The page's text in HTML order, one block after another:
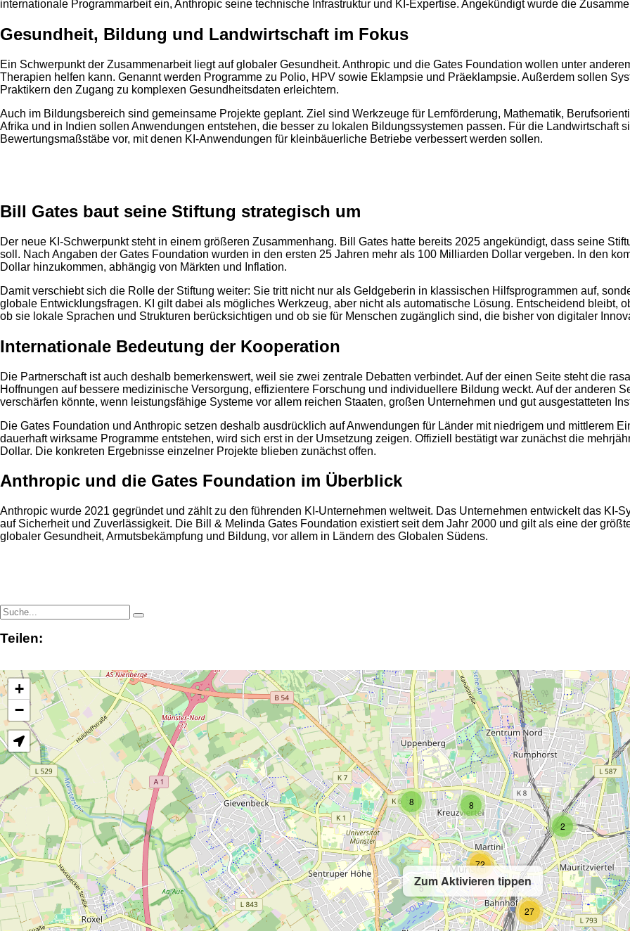
internationale Programmarbeit ein, Anthropic seine technische Infrastruktur und KI-Expertise. Angekündigt wurde die
Gesundheit, Bildung und Landwirtschaft im Fokus
Ein Schwerpunkt der Zusammenarbeit liegt auf globaler Gesundheit. Anthropic und die Gates Foundation wollen unter
Therapien helfen kann. Genannt werden Programme zu Polio, HPV sowie Eklampsie und Präeklampsie. Außerdem sollen
Praktikern den Zugang zu komplexen Gesundheitsdaten erleichtern.
Auch im Bildungsbereich sind gemeinsame Projekte geplant. Ziel sind Werkzeuge für Lernförderung, Mathematik,
Afrika und in Indien sollen Anwendungen entstehen, die besser zu lokalen Bildungssystemen passen. Für die Landwirtschaft
Bewertungsmaßstäbe vor, mit denen KI-Anwendungen für kleinbäuerliche Betriebe verbessert werden sollen.
Bill Gates baut seine Stiftung strategisch um
Der neue KI-Schwerpunkt steht in einem größeren Zusammenhang. Bill Gates hatte bereits 2025 angekündigt, dass seine
soll. Nach Angaben der Gates Foundation wurden in den ersten 25 Jahren mehr als 100 Milliarden Dollar vergeben. In den
Dollar hinzukommen, abhängig von Märkten und Inflation.
Damit verschiebt sich die Rolle der Stiftung weiter: Sie tritt nicht nur als Geldgeberin in klassischen Hilfsprogrammen auf,
globale Entwicklungsfragen. KI gilt dabei als mögliches Werkzeug, aber nicht als automatische Lösung. Entscheidend bleibt,
ob sie lokale Sprachen und Strukturen berücksichtigen und ob sie für Menschen zugänglich sind, die bisher von digitaler
Internationale Bedeutung der Kooperation
Die Partnerschaft ist auch deshalb bemerkenswert, weil sie zwei zentrale Debatten verbindet. Auf der einen Seite steht die
Hoffnungen auf bessere medizinische Versorgung, effizientere Forschung und individuellere Bildung weckt. Auf der anderen
verschärfen könnte, wenn leistungsfähige Systeme vor allem reichen Staaten, großen Unternehmen und gut ausgestatteten
Die Gates Foundation und Anthropic setzen deshalb ausdrücklich auf Anwendungen für Länder mit niedrigem und mittlerem
dauerhaft wirksame Programme entstehen, wird sich erst in der Umsetzung zeigen. Offiziell bestätigt war zunächst die
Dollar. Die konkreten Ergebnisse einzelner Projekte blieben zunächst offen.
Anthropic und die Gates Foundation im Überblick
Anthropic wurde 2021 gegründet und zählt zu den führenden KI-Unternehmen weltweit. Das Unternehmen entwickelt das KI-
auf Sicherheit und Zuverlässigkeit. Die Bill & Melinda Gates Foundation existiert seit dem Jahr 2000 und gilt als eine der
globaler Gesundheit, Armutsbekämpfung und Bildung, vor allem in Ländern des Globalen Südens.
Teilen:
Zum Aktivieren tippen
2
8 8
27
5
72
+
−